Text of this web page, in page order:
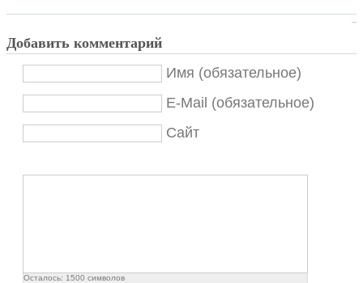
Добавить комментарий
Имя (обязательное)
E-Mail (обязательное)
Сайт
Осталось: 1500 символов